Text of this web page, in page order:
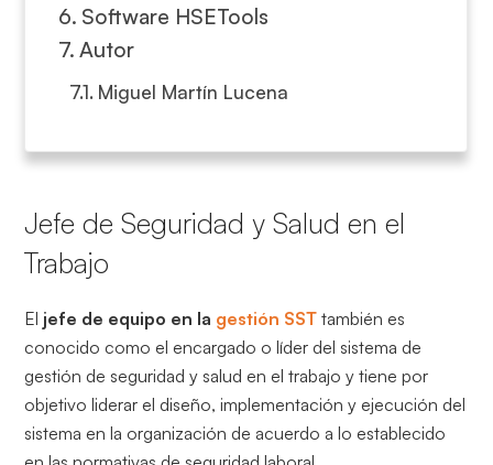
Software HSETools
Autor
Miguel Martín Lucena
Jefe de Seguridad y Salud en el
Trabajo
El jefe de equipo en la gestión SST también es
conocido como el encargado o líder del sistema de
gestión de seguridad y salud en el trabajo y tiene por
objetivo liderar el diseño, implementación y ejecución del
sistema en la organización de acuerdo a lo establecido